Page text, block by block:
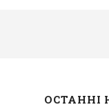
ОСТАННІ